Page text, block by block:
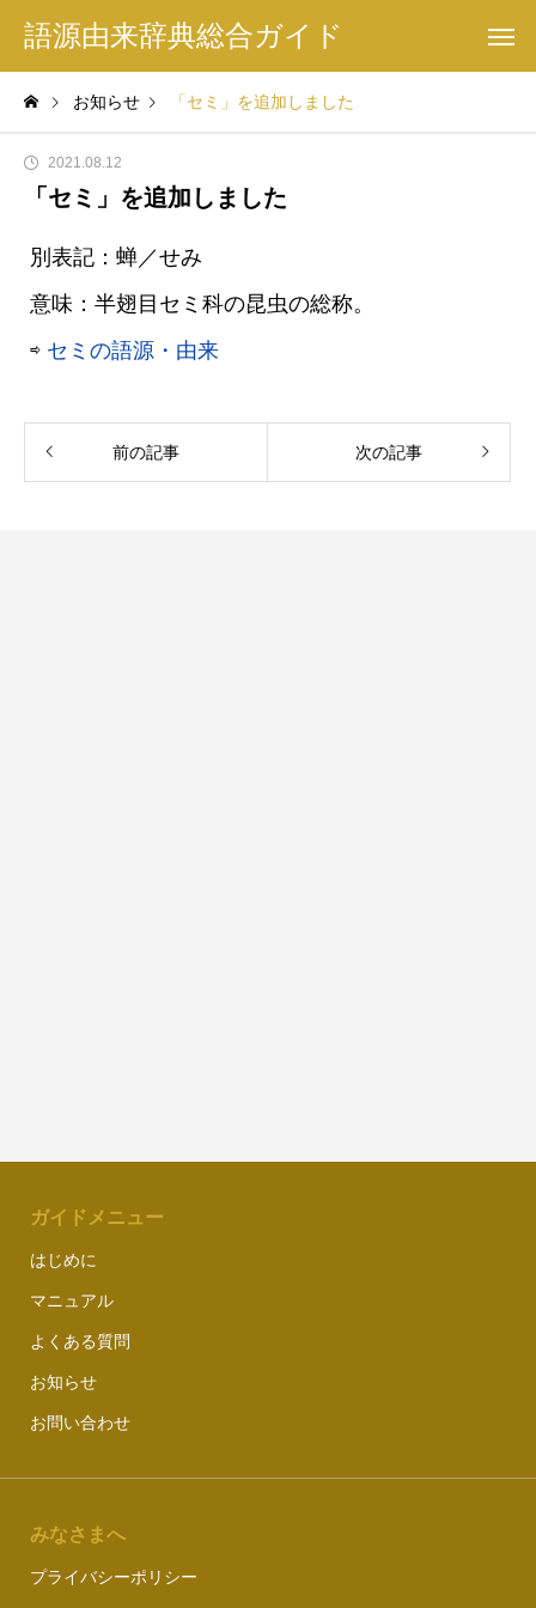
語源由来辞典総合ガイド
お知らせ 「セミ」を追加しました
2021.08.12
「セミ」を追加しました
別表記：蝉／せみ
意味：半翅目セミ科の昆虫の総称。
⇨ セミの語源・由来
前の記事 次の記事
ガイドメニュー
はじめに
マニュアル
よくある質問
お知らせ
お問い合わせ
みなさまへ
プライバシーポリシー